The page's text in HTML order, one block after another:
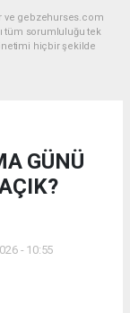
ve gebzehurses.com
tüm sorumluluğu tek
hiçbir şekilde
GÜNÜ
- 10:55